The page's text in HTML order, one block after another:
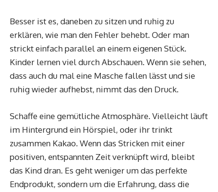
Besser ist es, daneben zu sitzen und ruhig zu
erklären, wie man den Fehler behebt. Oder man
strickt einfach parallel an einem eigenen Stück.
Kinder lernen viel durch Abschauen. Wenn sie sehen,
dass auch du mal eine Masche fallen lässt und sie
ruhig wieder aufhebst, nimmt das den Druck.
Schaffe eine gemütliche Atmosphäre. Vielleicht läuft
im Hintergrund ein Hörspiel, oder ihr trinkt
zusammen Kakao. Wenn das Stricken mit einer
positiven, entspannten Zeit verknüpft wird, bleibt
das Kind dran. Es geht weniger um das perfekte
Endprodukt, sondern um die Erfahrung, dass die